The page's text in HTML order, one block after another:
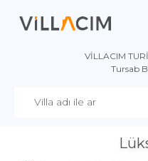
VİLLACIM
Tursab